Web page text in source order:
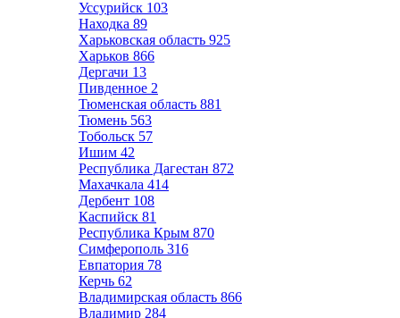
Уссурийск 103
Находка 89
Харьковская область 925
Харьков 866
Дергачи 13
Пивденное 2
Тюменская область 881
Тюмень 563
Тобольск 57
Ишим 42
Республика Дагестан 872
Махачкала 414
Дербент 108
Каспийск 81
Республика Крым 870
Симферополь 316
Евпатория 78
Керчь 62
Владимирская область 866
Владимир 284